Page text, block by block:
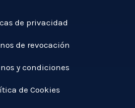
de privacidad
de revocación
y condiciones
de Cookies